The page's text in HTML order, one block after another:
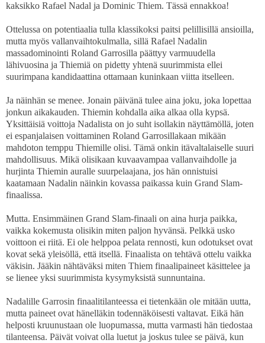
kaksikko Rafael Nadal ja Dominic Thiem. Tässä ennakkoa!
Ottelussa on potentiaalia tulla klassikoksi paitsi pelillisillä ansioilla,
mutta myös vallanvaihtokulmalla, sillä Rafael Nadalin
massadominointi Roland Garrosilla päättyy varmuudella
lähivuosina ja Thiemiä on pidetty yhtenä suurimmista ellei
suurimpana kandidaattina ottamaan kuninkaan viitta itselleen.
Ja näinhän se menee. Jonain päivänä tulee aina joku, joka lopettaa
jonkun aikakauden. Thiemin kohdalla aika alkaa olla kypsä.
Yksittäisiä voittoja Nadalista on jo suht isollakin näyttämöllä, joten
ei espanjalaisen voittaminen Roland Garrosillakaan mikään
mahdoton temppu Thiemille olisi. Tämä onkin itävaltalaiselle suuri
mahdollisuus. Mikä olisikaan kuvaavampaa vallanvaihdolle ja
hurjinta Thiemin auralle suurpelaajana, jos hän onnistuisi
kaatamaan Nadalin näinkin kovassa paikassa kuin Grand Slam-
finaalissa.
Mutta. Ensimmäinen Grand Slam-finaali on aina hurja paikka,
vaikka kokemusta olisikin miten paljon hyvänsä. Pelkkä usko
voittoon ei riitä. Ei ole helppoa pelata rennosti, kun odotukset ovat
kovat sekä yleisöllä, että itsellä. Finaalista on tehtävä ottelu vaikka
väkisin. Jääkin nähtäväksi miten Thiem finaalipaineet käsittelee ja
se lienee yksi suurimmista kysymyksistä sunnuntaina.
Nadalille Garrosin finaalitilanteessa ei tietenkään ole mitään uutta,
mutta paineet ovat hänelläkin todennäköisesti valtavat. Eikä hän
helposti kruunustaan ole luopumassa, mutta varmasti hän tiedostaa
tilanteensa. Päivät voivat olla luetut ja joskus tulee se päivä, kun